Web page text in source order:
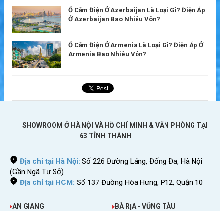
Ổ Cắm Điện Ở Azerbaijan Là Loại Gì? Điện Áp
Ở Azerbaijan Bao Nhiêu Vôn?
Ổ Cắm Điện Ở Armenia Là Loại Gì? Điện Áp Ở
Armenia Bao Nhiêu Vôn?
SHOWROOM Ở HÀ NỘI VÀ HỒ CHÍ MINH & VĂN PHÒNG TẠI
63 TỈNH THÀNH
Địa chỉ tại Hà Nội: Số 226 Đường Láng, Đống Đa, Hà Nội
(Gần Ngã Tư Sở)
Địa chỉ tại HCM: Số 137 Đường Hòa Hưng, P12, Quận 10
AN GIANG BÀ RỊA - VŨNG TÀU